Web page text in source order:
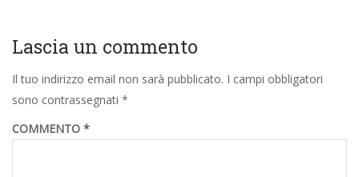
Lascia un commento
Il tuo indirizzo email non sarà pubblicato. I campi obbligatori
sono contrassegnati *
COMMENTO *